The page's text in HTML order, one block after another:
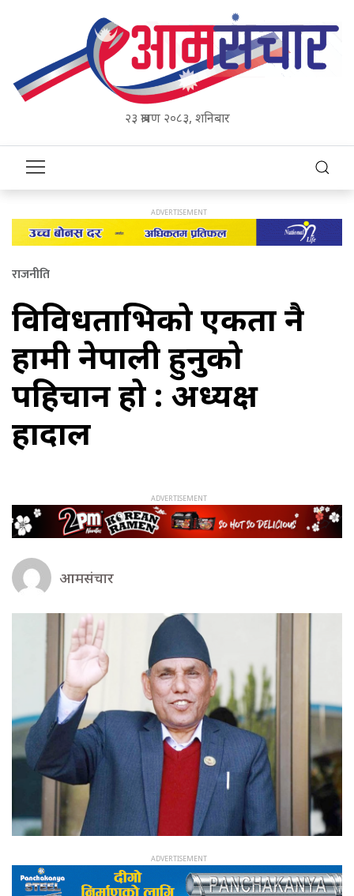
२३ श्रावण २०८३, शनिबार
राजनीति
विविधताभित्रको एकता नै
हामी नेपाली हुनुको
पहिचान हो : अध्यक्ष
हादाल
आमसंचार